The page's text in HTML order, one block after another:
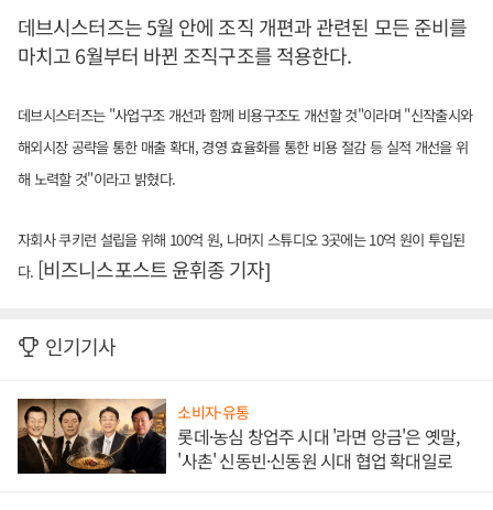
데브시스터즈는 5월 안에 조직 개편과 관련된 모든 준비를
마치고 6월부터 바뀐 조직구조를 적용한다.
데브시스터즈는 "사업구조 개선과 함께 비용구조도 개선할 것"이라며 "신작출시와
해외시장 공략을 통한 매출 확대, 경영 효율화를 통한 비용 절감 등 실적 개선을 위
해 노력할 것"이라고 밝혔다.
자회사 쿠키런 설립을 위해 100억 원, 나머지 스튜디오 3곳에는 10억 원이 투입된
다. [비즈니스포스트 윤휘종 기자]
인기기사
소비자·유통
롯데·농심 창업주 시대 '라면 앙금'은 옛말,
'사촌' 신동빈·신동원 시대 협업 확대일로